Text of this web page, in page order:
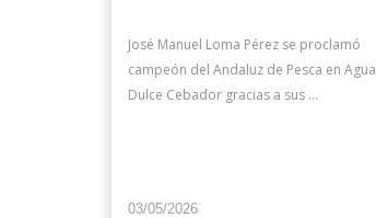
José Manuel Loma Pérez se proclamó
campeón del Andaluz de Pesca en Agua
Dulce Cebador gracias a sus ...
03/05/2026